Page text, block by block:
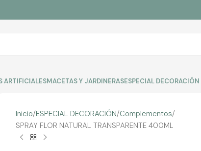
ARTIFICIALESMACETAS Y JARDINERASESPECIAL DECORACIÓN
Inicio ESPECIAL DECORACIÓN Complementos
SPRAY FLOR NATURAL TRANSPARENTE 400ML